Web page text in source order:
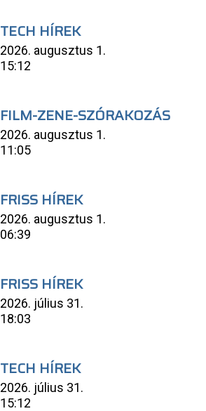
TECH HÍREK
2026. augusztus 1.
15:12
FILM-ZENE-SZÓRAKOZÁS
2026. augusztus 1.
11:05
FRISS HÍREK
2026. augusztus 1.
06:39
FRISS HÍREK
2026. július 31.
18:03
TECH HÍREK
2026. július 31.
15:12